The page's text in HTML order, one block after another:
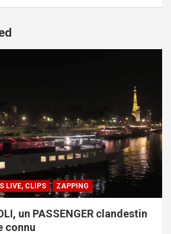
LIVE, CLIPS ZAPPING
un PASSENGER clandestin
connu